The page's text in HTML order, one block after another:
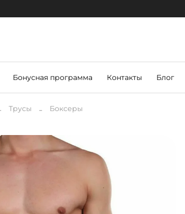
Бонусная программа Контакты Блог
Трусы Боксеры